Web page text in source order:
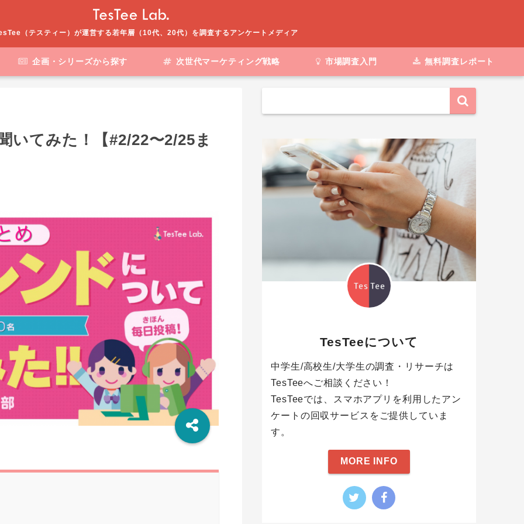
（テスティー）が運営する若年層（10代、20代）を調査するアンケートメディア
企画・シリーズから探す 次世代マーケティング戦略 市場調査入門 無料調査レポート
いてみた！【#2/22〜2/25ま
TesTeeについて
中学生/高校生/大学生の調査・リサーチは
TesTeeへご相談ください！
TesTeeでは、スマホアプリを利用したアン
ケートの回収サービスをご提供していま
す。
MORE INFO